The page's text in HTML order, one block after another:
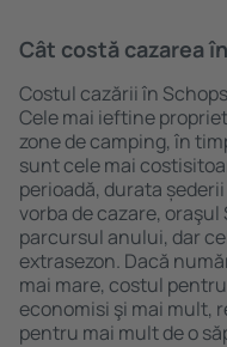
Cât costă cazarea
Costul cazării în
Cele mai ieftine
zone de camping, în
sunt cele mai
perioadă, durata
vorba de cazare,
parcursul anului, dar
extrasezon. Dacă
mai mare, costul
economisi şi mai mult,
pentru mai mult de o